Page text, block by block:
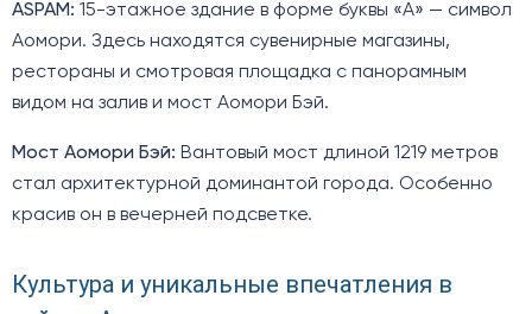
ASPAM: 15-этажное здание в форме буквы «А» — символ
Аомори. Здесь находятся сувенирные магазины,
рестораны и смотровая площадка с панорамным
видом на залив и мост Аомори Бэй.
Мост Аомори Бэй: Вантовый мост длиной 1219 метров
стал архитектурной доминантой города. Особенно
красив он в вечерней подсветке.
Культура и уникальные впечатления в